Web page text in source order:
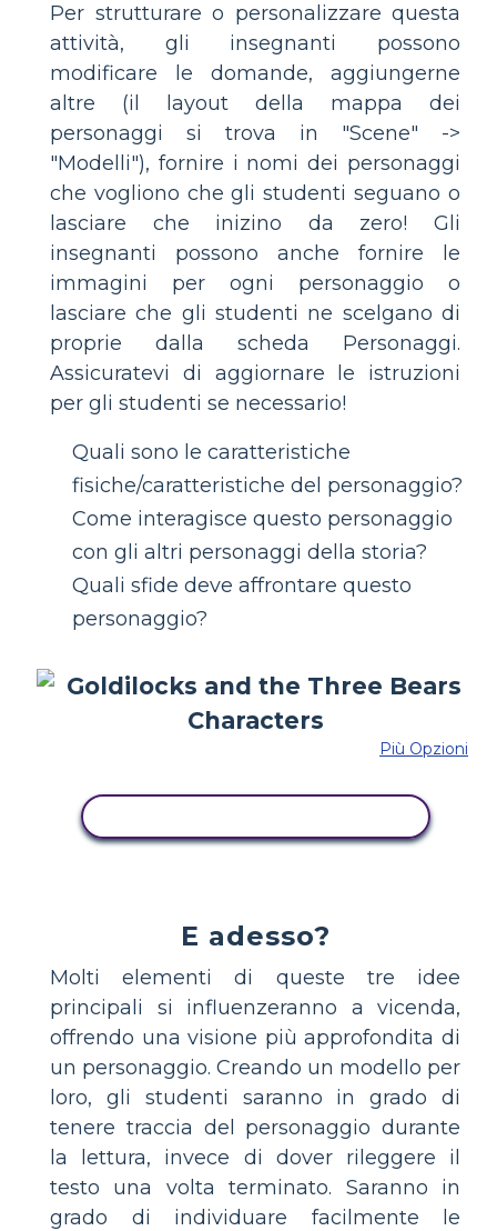
Per strutturare o personalizzare questa
attività, gli insegnanti possono
modificare le domande, aggiungerne
altre (il layout della mappa dei
personaggi si trova in "Scene" ->
"Modelli"), fornire i nomi dei personaggi
che vogliono che gli studenti seguano o
lasciare che inizino da zero! Gli
insegnanti possono anche fornire le
immagini per ogni personaggio o
lasciare che gli studenti ne scelgano di
proprie dalla scheda Personaggi.
Assicuratevi di aggiornare le istruzioni
per gli studenti se necessario!
Quali sono le caratteristiche
fisiche/caratteristiche del personaggio?
Come interagisce questo personaggio
con gli altri personaggi della storia?
Quali sfide deve affrontare questo
personaggio?
Più Opzioni
E adesso?
Molti elementi di queste tre idee
principali si influenzeranno a vicenda,
offrendo una visione più approfondita di
un personaggio. Creando un modello per
loro, gli studenti saranno in grado di
tenere traccia del personaggio durante
la lettura, invece di dover rileggere il
testo una volta terminato. Saranno in
grado di individuare facilmente le